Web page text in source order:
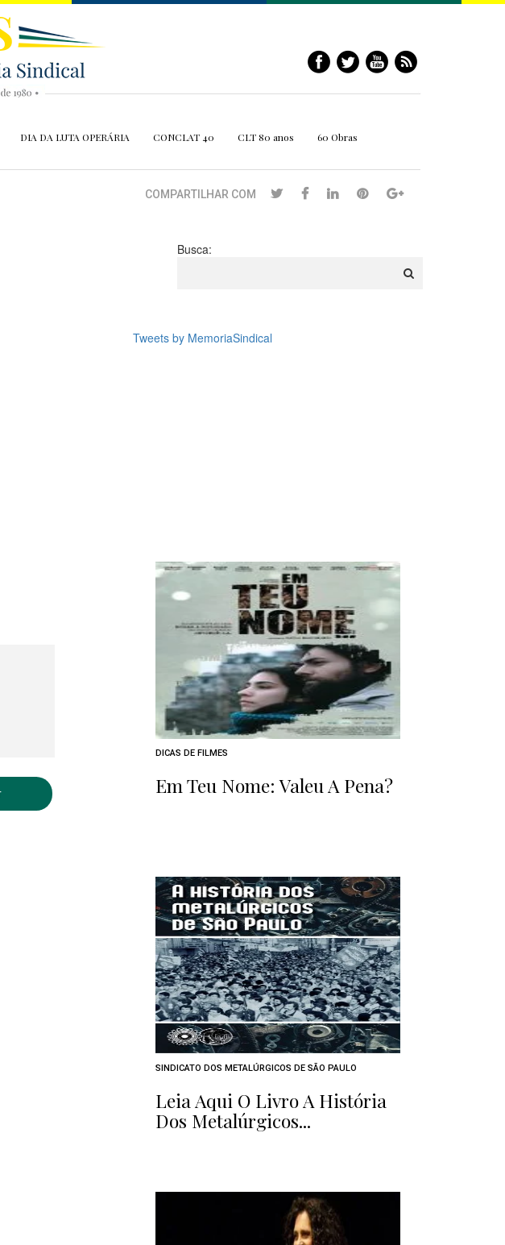
DIA DA LUTA OPERÁRIA CONCLAT 40 CLT 80 anos 60 Obras
COMPARTILHAR COM
Busca:
Tweets by MemoriaSindical
DICAS DE FILMES
Em Teu Nome: Valeu A Pena?
SINDICATO DOS METALÚRGICOS DE SÃO PAULO
Leia Aqui O Livro A História
Dos Metalúrgicos...